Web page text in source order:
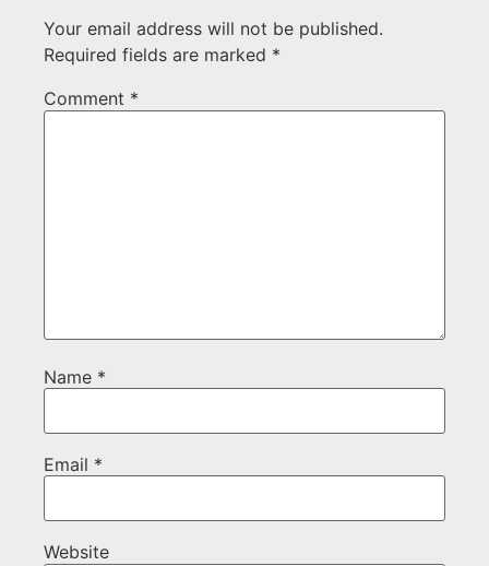
Your email address will not be published.
Required fields are marked *
Comment *
Name *
Email *
Website